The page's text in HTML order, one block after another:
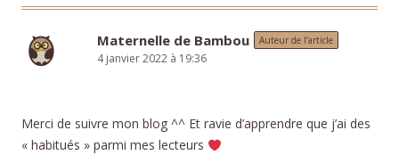
Maternelle de Bambou Auteur de l’article
4 janvier 2022 à 19:36
Merci de suivre mon blog ^^ Et ravie d’apprendre que j’ai des
« habitués » parmi mes lecteurs